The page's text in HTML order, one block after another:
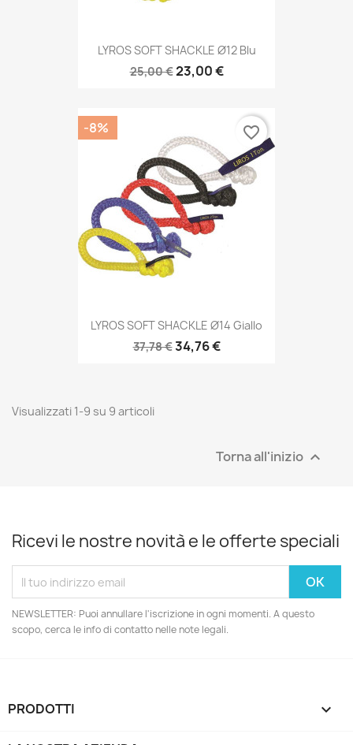
LYROS SOFT SHACKLE Ø12 Blu
25,00 €23,00 €
LYROS SOFT SHACKLE Ø14 Giallo
37,78 €34,76 €
-8% favorite_border
Visualizzati 1-9 su 9 articoli
Torna all'inizio 
Ricevi le nostre novità e le offerte speciali
NEWSLETTER: Puoi annullare l'iscrizione in ogni momenti. A questo
scopo, cerca le info di contatto nelle note legali.
PRODOTTI 